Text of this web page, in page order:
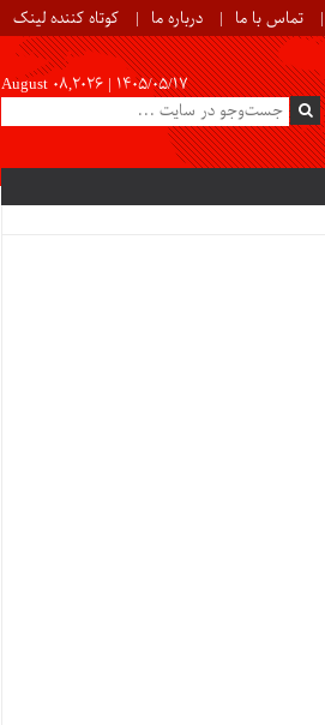
تماس با ما درباره ما کوتاه کننده لینک
August 08,2026 | ۱۴۰۵/۰۵/۱۷